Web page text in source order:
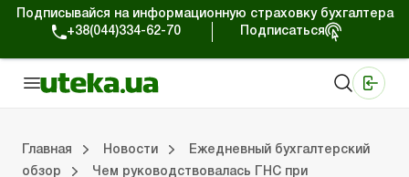
Подписывайся на информационную страховку бухгалтера
+38(044)334-62-70
Подписаться
Главная Новости
Ежедневный бухгалтерский
обзор
Чем руководствовалась ГНС при